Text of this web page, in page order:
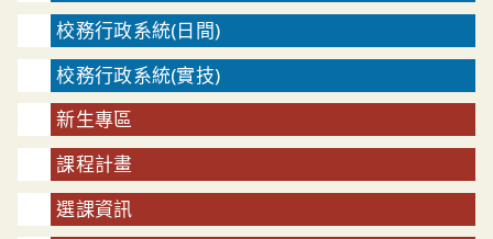
校務行政系統(日間)
校務行政系統(實技)
新生專區
課程計畫
選課資訊